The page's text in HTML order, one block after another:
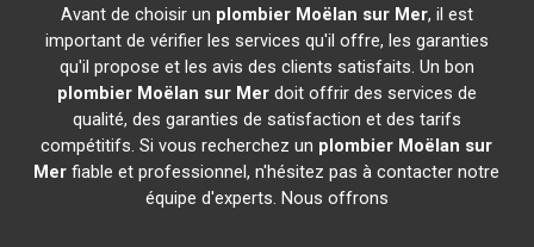
Avant de choisir un plombier Moëlan sur Mer, il est
important de vérifier les services qu'il offre, les garanties
qu'il propose et les avis des clients satisfaits. Un bon
plombier Moëlan sur Merdoit offrir des services de
qualité, des garanties de satisfaction et des tarifs
compétitifs. Si vous recherchez un plombier Moëlan sur
Mer fiable et professionnel, n'hésitez pas à contacter notre
équipe d'experts. Nous offrons